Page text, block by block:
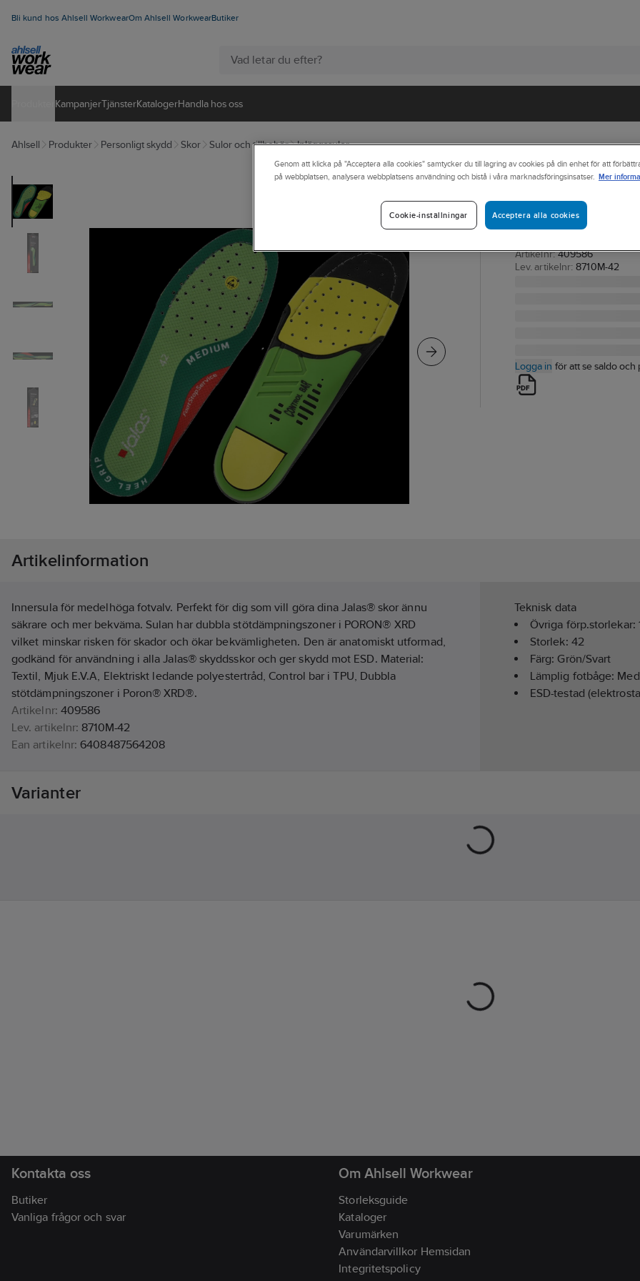
Bli kund hos Ahlsell WorkwearOm Ahlsell WorkwearButiker
KampanjerTjänsterKatalogerHandla hos oss
Ahlsell Produkter Personligt skydd Skor Sulor och tillbehör Inläggssulor
JALAS
Inläggssula
fotvalv
INLÄGGSSULA JALAS
Artikelnr: 409586
Lev. artikelnr: 8710M-42
Logga in för att se saldo och
Artikelinformation
Innersula för medelhöga fotvalv. Perfekt för dig som vill göra dina Jalas® skor ännu
säkrare och mer bekväma. Sulan har dubbla stötdämpningszoner i PORON® XRD
vilket minskar risken för skador och ökar bekvämligheten. Den är anatomiskt utformad,
godkänd för användning i alla Jalas® skyddsskor och ger skydd mot ESD. Material:
Textil, Mjuk E.V.A, Elektriskt ledande polyestertråd, Control bar i TPU, Dubbla
stötdämpningszoner i Poron® XRD®.
Artikelnr: 409586
Lev. artikelnr: 8710M-42
Ean artikelnr: 6408487564208
Teknisk data
Övriga förp.storlekar:
Storlek: 42
Färg:Grön/Svart
Lämplig fotbåge:
ESD-testad
Varianter
Kontakta oss
Butiker
Vanliga frågor och svar
Om Ahlsell Workwear
Storleksguide
Kataloger
Varumärken
Användarvillkor Hemsidan
Integritetspolicy
Genom att klicka på "Acceptera alla cookies" samtycker du till lagring av cookies på din enhet för att
på webbplatsen, analysera webbplatsens användning och bistå i våra marknadsföringsinsatser. Mer
Acceptera alla cookies
Cookie-inställningar